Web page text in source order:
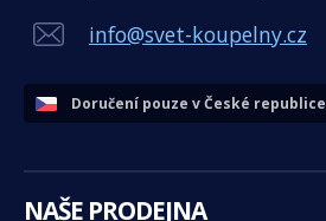
info@svet-koupelny.cz
Doručení pouze v České republice
NAŠE PRODEJNA